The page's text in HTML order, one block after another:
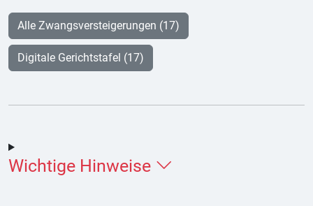
Alle Zwangsversteigerungen (17)
Digitale Gerichtstafel (17)
Wichtige Hinweise